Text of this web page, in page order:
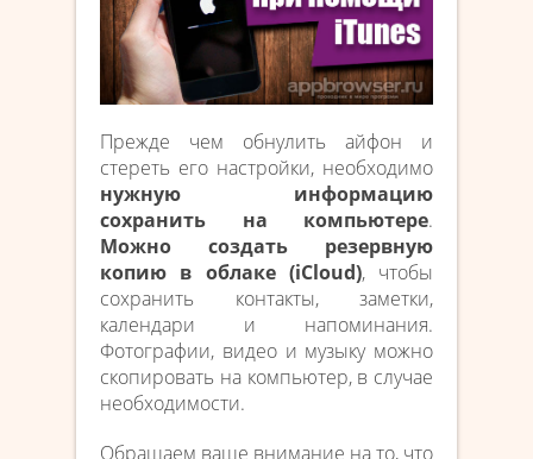
Прежде чем обнулить айфон и
стереть его настройки, необходимо
нужную информацию
сохранить на компьютере.
Можно создать резервную
копию в облаке (iCloud), чтобы
сохранить контакты, заметки,
календари и напоминания.
Фотографии, видео и музыку можно
скопировать на компьютер, в случае
необходимости.
Обращаем ваше внимание на то, что